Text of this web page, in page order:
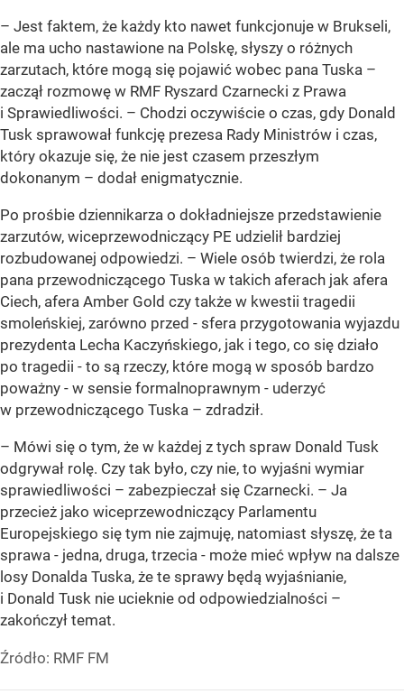
– Jest faktem, że każdy kto nawet funkcjonuje w Brukseli,
ale ma ucho nastawione na Polskę, słyszy o różnych
zarzutach, które mogą się pojawić wobec pana Tuska –
zaczął rozmowę w RMF Ryszard Czarnecki z Prawa
i Sprawiedliwości. – Chodzi oczywiście o czas, gdy Donald
Tusk sprawował funkcję prezesa Rady Ministrów i czas,
który okazuje się, że nie jest czasem przeszłym
dokonanym – dodał enigmatycznie.
Po prośbie dziennikarza o dokładniejsze przedstawienie
zarzutów, wiceprzewodniczący PE udzielił bardziej
rozbudowanej odpowiedzi. – Wiele osób twierdzi, że rola
pana przewodniczącego Tuska w takich aferach jak afera
Ciech, afera Amber Gold czy także w kwestii tragedii
smoleńskiej, zarówno przed - sfera przygotowania wyjazdu
prezydenta Lecha Kaczyńskiego, jak i tego, co się działo
po tragedii - to są rzeczy, które mogą w sposób bardzo
poważny - w sensie formalnoprawnym - uderzyć
w przewodniczącego Tuska – zdradził.
– Mówi się o tym, że w każdej z tych spraw Donald Tusk
odgrywał rolę. Czy tak było, czy nie, to wyjaśni wymiar
sprawiedliwości – zabezpieczał się Czarnecki. – Ja
przecież jako wiceprzewodniczący Parlamentu
Europejskiego się tym nie zajmuję, natomiast słyszę, że ta
sprawa - jedna, druga, trzecia - może mieć wpływ na dalsze
losy Donalda Tuska, że te sprawy będą wyjaśnianie,
i Donald Tusk nie ucieknie od odpowiedzialności –
zakończył temat.
Źródło: RMF FM